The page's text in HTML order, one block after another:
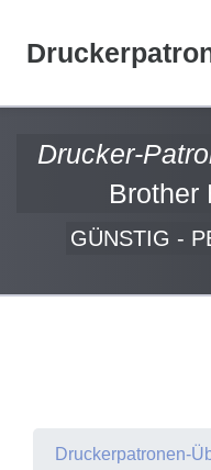
Drucker-
Brother
GÜNSTIG -
Druckerpatronen-